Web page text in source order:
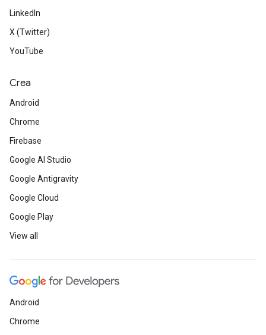
LinkedIn
X (Twitter)
YouTube
Crea
Android
Chrome
Firebase
Google AI Studio
Google Antigravity
Google Cloud
Google Play
View all
Android
Chrome